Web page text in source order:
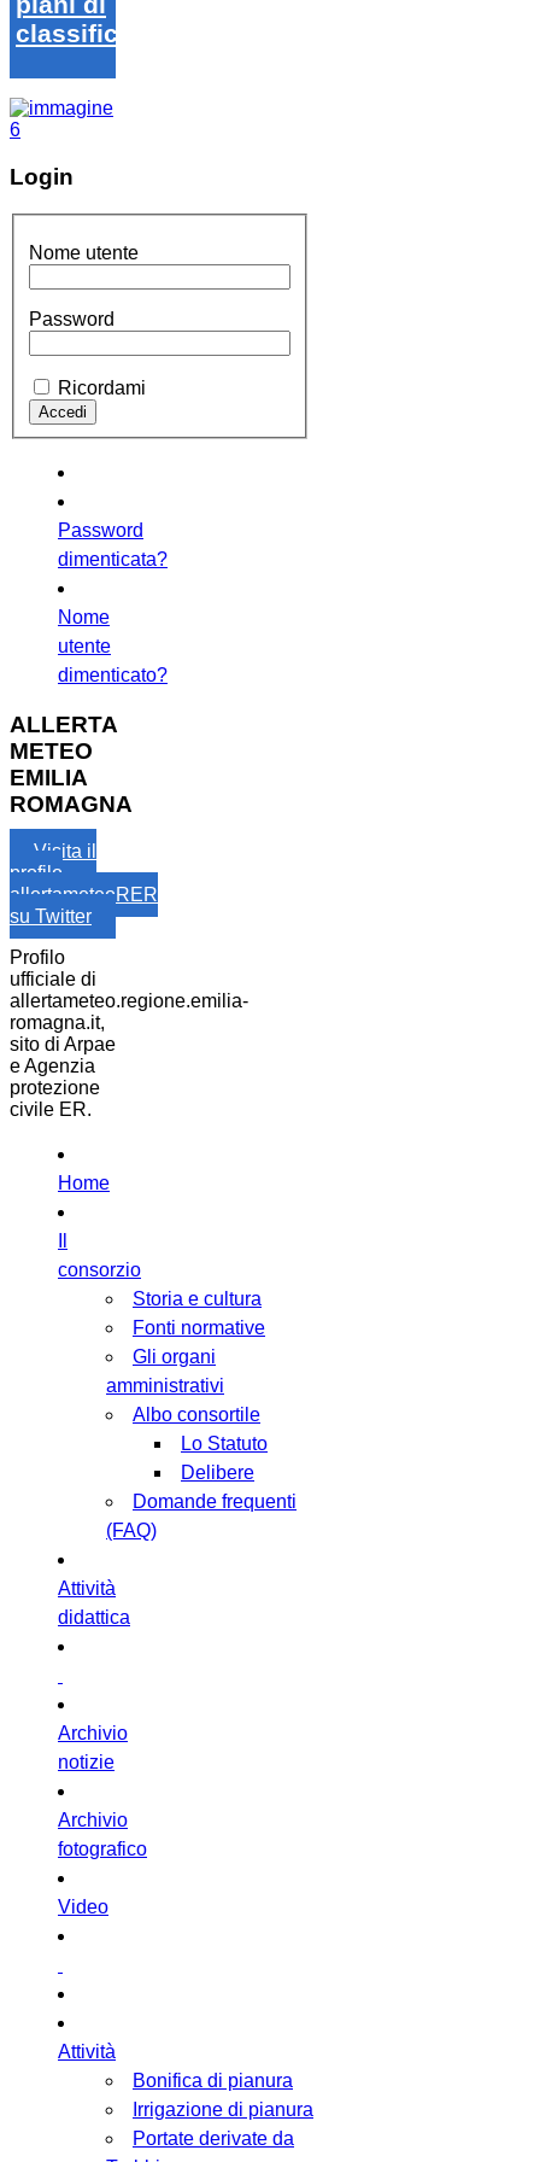
classifica
Login
Nome utente
Password
Ricordami
Password
dimenticata?
Nome
utente
dimenticato?
ALLERTA
METEO
EMILIA
ROMAGNA
Visita il
profilo
allertameteoRER
su Twitter
Profilo
ufficiale di
allertameteo.regione.emilia-
romagna.it,
sito di Arpae
e Agenzia
protezione
civile ER.
Home
consorzio
Storia e cultura
Fonti normative
Gli organi
amministrativi
Albo consortile
Lo Statuto
Delibere
Domande frequenti
(FAQ)
Attività
didattica
Archivio
notizie
Archivio
fotografico
Video
Attività
Bonifica di pianura
Irrigazione di pianura
Portate derivate da